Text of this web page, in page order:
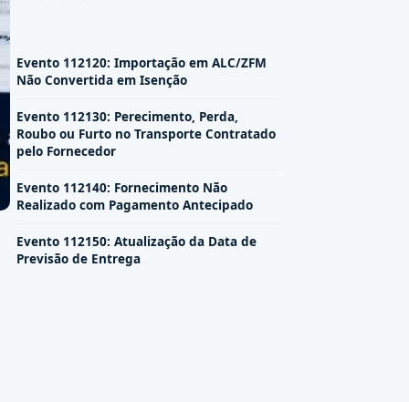
Evento 112120: Importação em ALC/ZFM
Não Convertida em Isenção
Evento 112130: Perecimento, Perda,
Roubo ou Furto no Transporte Contratado
pelo Fornecedor
Evento 112140: Fornecimento Não
Realizado com Pagamento Antecipado
Evento 112150: Atualização da Data de
Previsão de Entrega